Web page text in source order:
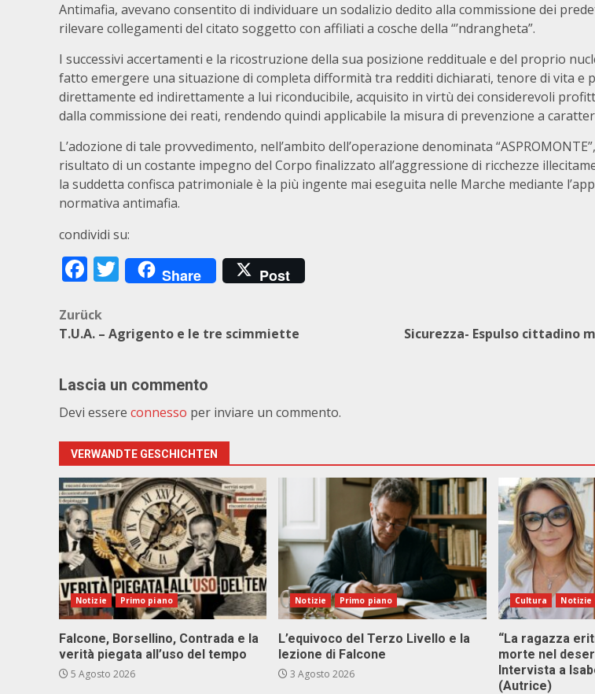
Antimafia, avevano consentito di individuare un sodalizio dedito alla commissione dei
rilevare collegamenti del citato soggetto con affiliati a cosche della “’ndrangheta”.
I successivi accertamenti e la ricostruzione della sua posizione reddituale e del proprio
fatto emergere una situazione di completa difformità tra redditi dichiarati, tenore di vita e
direttamente ed indirettamente a lui riconducibile, acquisito in virtù dei considerevoli
dalla commissione dei reati, rendendo quindi applicabile la misura di prevenzione a
L’adozione di tale provvedimento, nell’ambito dell’operazione denominata
risultato di un costante impegno del Corpo finalizzato all’aggressione di ricchezze
la suddetta confisca patrimoniale è la più ingente mai eseguita nelle Marche mediante
normativa antimafia.
condividi su:
Facebook
Twitter
Share Post
Beitragsnavigation
Zurück
T.U.A. – Agrigento e le tre scimmiette
Sicurezza- Espulso cittadino
Lascia un commento
Devi essere connesso per inviare un commento.
VERWANDTE GESCHICHTEN
Notizie Primo piano
Falcone, Borsellino, Contrada e la
verità piegata all’uso del tempo
5 Agosto 2026
Notizie Primo piano
L’equivoco del Terzo Livello e la
lezione di Falcone
3 Agosto 2026
Cultura Notizie
“La ragazza
morte nel
Intervista a
(Autrice)